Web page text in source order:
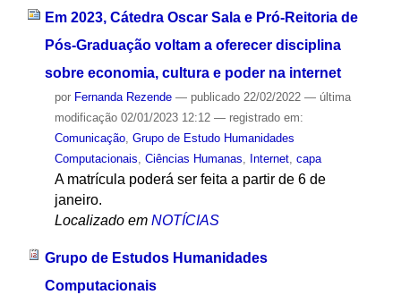
Em 2023, Cátedra Oscar Sala e Pró-Reitoria de
Pós-Graduação voltam a oferecer disciplina
sobre economia, cultura e poder na internet
por Fernanda Rezende — publicado22/02/2022 — última
modificação02/01/2023 12:12 — registrado em:
Comunicação, Grupo de Estudo Humanidades
Computacionais Ciências Humanas Internet, capa
A matrícula poderá ser feita a partir de 6 de
janeiro.
Localizado em NOTÍCIAS
Grupo de Estudos Humanidades
Computacionais